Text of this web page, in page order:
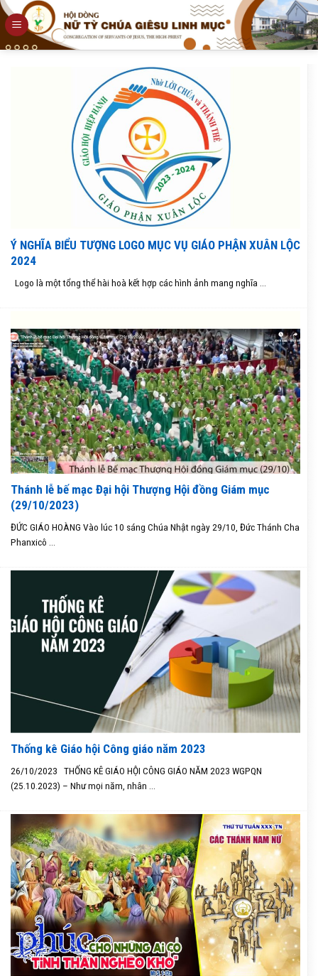
Skip
to
content
Ý NGHĨA BIỂU TƯỢNG LOGO MỤC VỤ GIÁO PHẬN XUÂN LỘC
2024
Logo là một tổng thể hài hoà kết hợp các hình ảnh mang nghĩa ...
Thánh lễ bế mạc Đại hội Thượng Hội đồng Giám mục
(29/10/2023)
ĐỨC GIÁO HOÀNG Vào lúc 10 sáng Chúa Nhật ngày 29/10, Đức Thánh Cha
Phanxicô ...
Thống kê Giáo hội Công giáo năm 2023
26/10/2023 THỐNG KÊ GIÁO HỘI CÔNG GIÁO NĂM 2023 WGPQN
(25.10.2023) – Như mọi năm, nhân ...